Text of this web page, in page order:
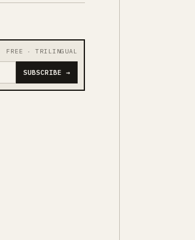
FREE · TRILINGUAL
SUBSCRIBE →